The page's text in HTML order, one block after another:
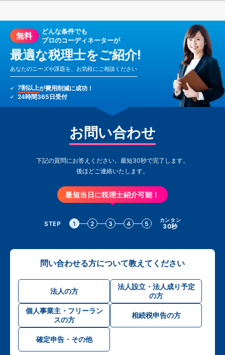
無料
どんな条件でも
プロのコーディネーターが
最適な税理士をご紹介!
あなたのニーズや課題を、お気軽にご相談ください
7割以上が費用削減に成功！
24時間365日受付
お問い合わせ
下記の質問にお答えください。最短30秒で完了します。
後ほどご連絡いたします。
最短当日に税理士紹介可能！
STEP 1 2 3 4 5 カンタン
30秒
問い合わせる方について教えてください
法人の方
法人設立・法人成り予定
の方
個人事業主・フリーラン
スの方
相続税申告の方
確定申告・その他